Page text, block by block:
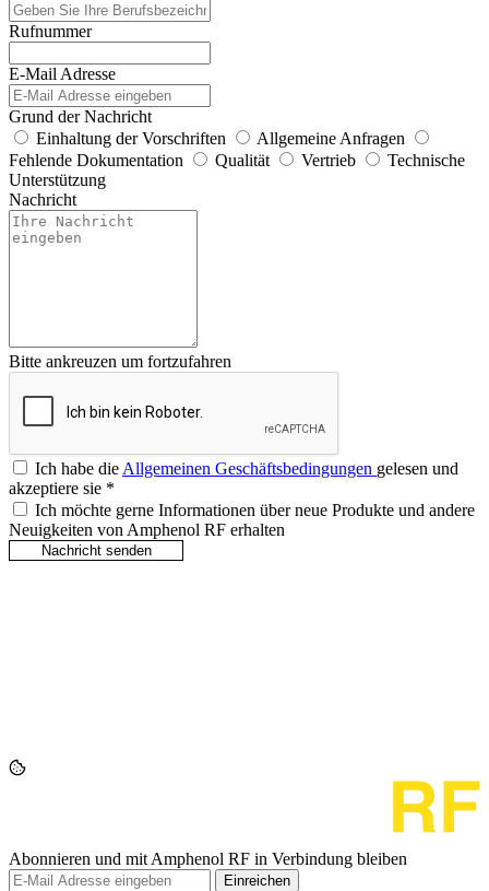
Rufnummer
E-Mail Adresse
Grund der Nachricht
Einhaltung der Vorschriften
Allgemeine Anfragen
Fehlende Dokumentation
Qualität Vertrieb
Technische
Unterstützung
Nachricht
Bitte ankreuzen um fortzufahren
Ich habe dieAllgemeinen Geschäftsbedingungen gelesen und
akzeptiere sie *
Ich möchte gerne Informationen über neue Produkte und andere
Neuigkeiten von Amphenol RF erhalten
Abonnieren und mit Amphenol RF in Verbindung bleiben
Einreichen